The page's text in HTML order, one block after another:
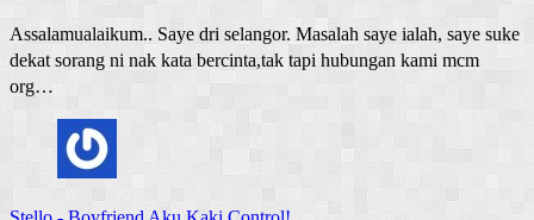
Assalamualaikum.. Saye dri selangor. Masalah saye ialah, saye suke
dekat sorang ni nak kata bercinta,tak tapi hubungan kami mcm
org…